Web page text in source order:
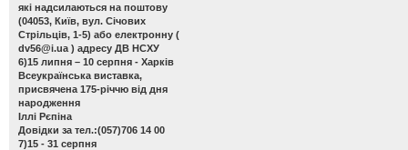
які надсилаються на поштову
(04053, Київ, вул. Січових
Стрільців, 1-5) або електронну (
dv56@i.ua ) адресу ДВ НСХУ
6)15 липня – 10 серпня - Харків
Всеукраїнська виставка,
присвячена 175-річчю від дня
народження
Іллі Рєпіна
Довідки за тел.:(057)706 14 00
7)15 - 31 серпня